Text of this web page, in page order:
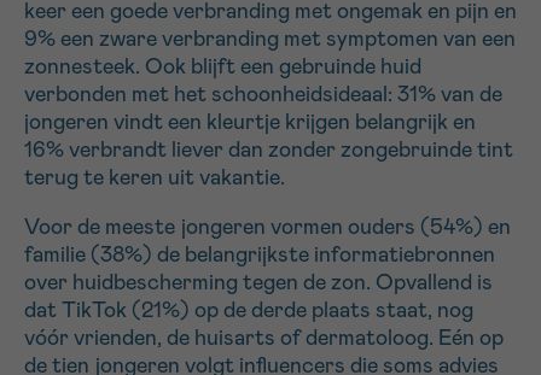
keer een goede verbranding met ongemak en pijn en
9% een zware verbranding met symptomen van een
zonnesteek. Ook blijft een gebruinde huid
verbonden met het schoonheidsideaal: 31% van de
jongeren vindt een kleurtje krijgen belangrijk en
16% verbrandt liever dan zonder zongebruinde tint
terug te keren uit vakantie.
Voor de meeste jongeren vormen ouders (54%) en
familie (38%) de belangrijkste informatiebronnen
over huidbescherming tegen de zon. Opvallend is
dat TikTok (21%) op de derde plaats staat, nog
vóór vrienden, de huisarts of dermatoloog. Eén op
de tien jongeren volgt influencers die soms advies